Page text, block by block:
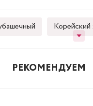
Корейский
РЕКОМЕНДУЕМ